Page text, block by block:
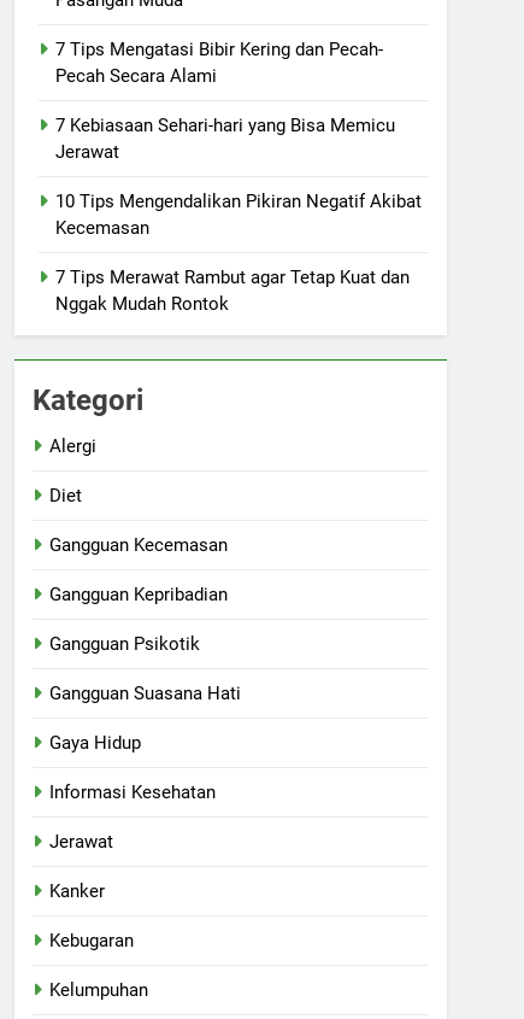
7 Tips Mengatasi Bibir Kering dan Pecah-
Pecah Secara Alami
7 Kebiasaan Sehari-hari yang Bisa Memicu
Jerawat
10 Tips Mengendalikan Pikiran Negatif Akibat
Kecemasan
7 Tips Merawat Rambut agar Tetap Kuat dan
Nggak Mudah Rontok
Kategori
Alergi
Diet
Gangguan Kecemasan
Gangguan Kepribadian
Gangguan Psikotik
Gangguan Suasana Hati
Gaya Hidup
Informasi Kesehatan
Jerawat
Kanker
Kebugaran
Kelumpuhan